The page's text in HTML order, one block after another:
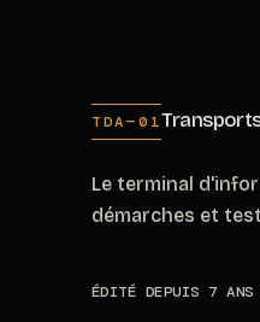
TDA—01
Le terminal
démarches et
ÉDITÉ DEPUIS 7 ANS